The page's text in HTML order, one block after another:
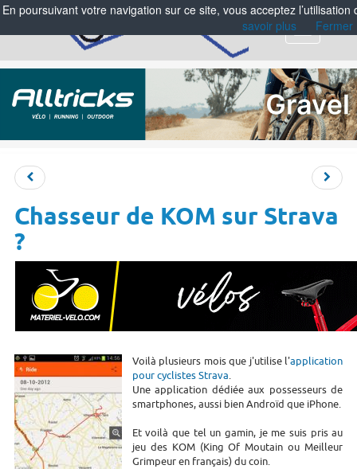
Menu
Chasseur de KOM sur Strava
?
Voilà plusieurs mois que j'utilise l'application
pour cyclistes Strava.
Une application dédiée aux possesseurs de
smartphones, aussi bien Androïd que iPhone.
Et voilà que tel un gamin, je me suis pris au
jeu des KOM (King Of Moutain ou Meilleur
Grimpeur en français) du coin.
En poursuivant votre navigation sur ce site, vous acceptez
savoir plus
Fermer